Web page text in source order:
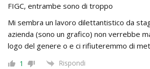
FIGC, entrambe sono di troppo
Mi sembra un lavoro dilettantistico da
azienda (sono un grafico) non verrebbe
logo del genere o e ci rifiuteremmo di
1 Rispondi